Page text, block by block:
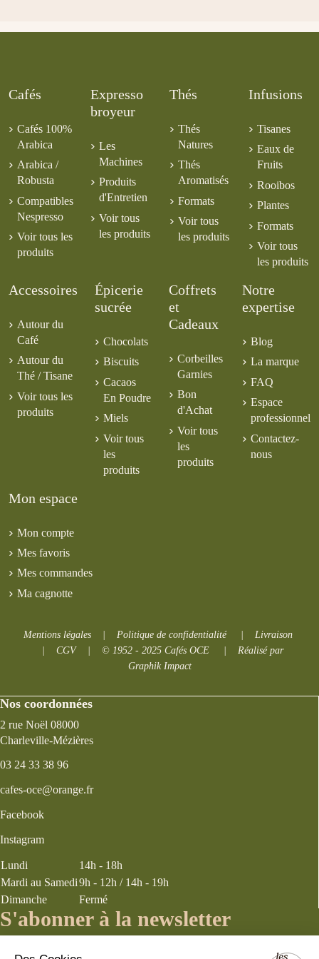
Cafés
Cafés 100%
Arabica
Arabica /
Robusta
Compatibles
Nespresso
Voir tous les
produits
Expresso
broyeur
Les
Machines
Produits
d'Entretien
Voir tous
les produits
Thés
Thés
Natures
Thés
Aromatisés
Formats
Voir tous
les produits
Infusions
Tisanes
Eaux de
Fruits
Rooibos
Plantes
Formats
Voir tous
les produits
Accessoires
Autour du
Café
Autour du
Thé / Tisane
Voir tous les
produits
Épicerie
sucrée
Chocolats
Biscuits
Cacaos
En Poudre
Miels
Voir tous
les
produits
Coffrets
et
Cadeaux
Corbeilles
Garnies
Bon
d'Achat
Voir tous
les
produits
Notre
expertise
Blog
La marque
FAQ
Espace
professionnel
Contactez-
nous
Mon espace
Mon compte
Mes favoris
Mes commandes
Ma cagnotte
Mentions légales | Politique de confidentialité| Livraison
|
CGV| © 1952 - 2025 Cafés OCE| Réalisé par
Graphik Impact
Nos coordonnées
2 rue Noël 08000
Charleville-Mézières
03 24 33 38 96
cafes-oce@orange.fr
Facebook
Instagram
Lundi
14h - 18h
Mardi au Samedi9h - 12h / 14h - 19h
Dimanche
Fermé
S'abonner à la newsletter